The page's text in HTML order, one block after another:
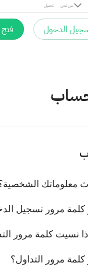
تحميل من نحن
الدخول
معلوماتك
كلمة مرور تسجيل
نسيت كلمة مرور
كلمة مرور التداول؟